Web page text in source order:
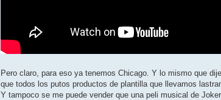
Pero claro, para eso ya tenemos Chicago. Y lo mismo que
que todos los putos productos de plantilla que llevamos
Y tampoco se me puede vender que una peli musical de